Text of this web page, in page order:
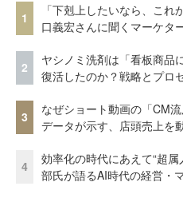
1
「下剋上したいなら、こ
口義宏さんに聞くマーケタ
2
ヤシノミ洗剤は「看板商品
復活したのか？戦略とプロ
3
なぜショート動画の「CM
データが示す、店頭売上を
4
効率化の時代にあえて“超
部氏が語るAI時代の経営・